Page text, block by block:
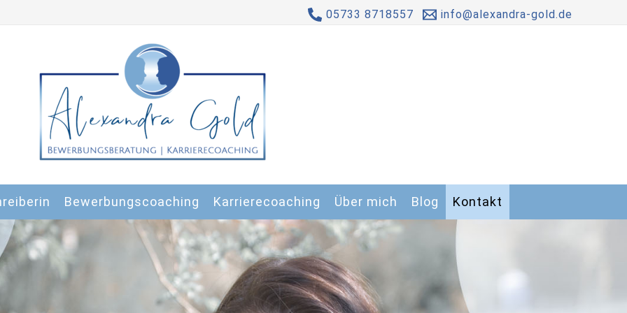
05733 8718557 info@alexandra-gold.de
Bewerbungscoaching Karrierecoaching Über mich Blog Kontakt